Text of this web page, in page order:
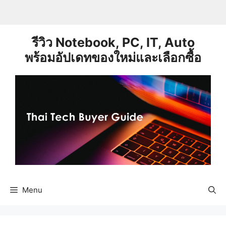
รีวิว Notebook, PC, IT, Auto
พร้อมอัปเดทของใหม่และเลือกซื้อ
Menu